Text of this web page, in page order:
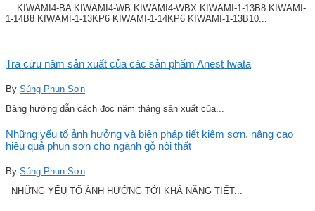
KIWAMI4-BA KIWAMI4-WB KIWAMI4-WBX KIWAMI-1-13B8 KIWAMI-
1-14B8 KIWAMI-1-13KP6 KIWAMI-1-14KP6 KIWAMI-1-13B10...
Tra cứu năm sản xuất của các sản phẩm Anest Iwata
By Súng Phun Sơn
Bảng hướng dẫn cách đọc năm tháng sản xuất của...
Những yếu tố ảnh hưởng và biện pháp tiết kiệm sơn, nâng cao
hiệu quả phun sơn cho ngành gỗ nội thất
By Súng Phun Sơn
NHỮNG YẾU TỐ ẢNH HƯỞNG TỚI KHẢ NĂNG TIẾT...